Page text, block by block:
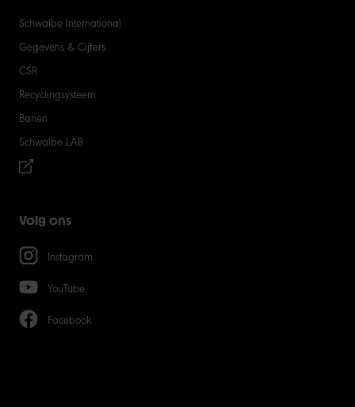
Schwalbe International
Gegevens & Cijfers
CSR
Recyclingsysteem
Banen
Schwalbe LAB
Volg ons
Instagram
YouTube
Facebook